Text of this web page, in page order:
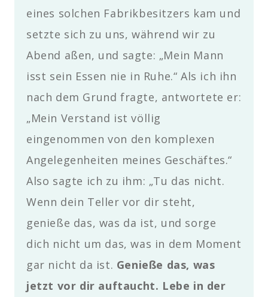
eines solchen Fabrikbesitzers kam und
setzte sich zu uns, während wir zu
Abend aßen, und sagte: „Mein Mann
isst sein Essen nie in Ruhe.“ Als ich ihn
nach dem Grund fragte, antwortete er:
„Mein Verstand ist völlig
eingenommen von den komplexen
Angelegenheiten meines Geschäftes.“
Also sagte ich zu ihm: „Tu das nicht.
Wenn dein Teller vor dir steht,
genieße das, was da ist, und sorge
dich nicht um das, was in dem Moment
gar nicht da ist. Genieße das, was
jetzt vor dir auftaucht. Lebe in der